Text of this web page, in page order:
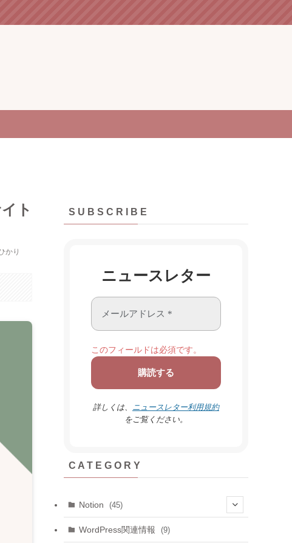
ト
かり
S U B S C R I B E
ニュースレター
このフィールドは必須です。
詳しくは、 ニュースレター利用規約
をご覧ください。
C A T E G O R Y
Notion (45)
(6)
WordPress関連情報 (9)